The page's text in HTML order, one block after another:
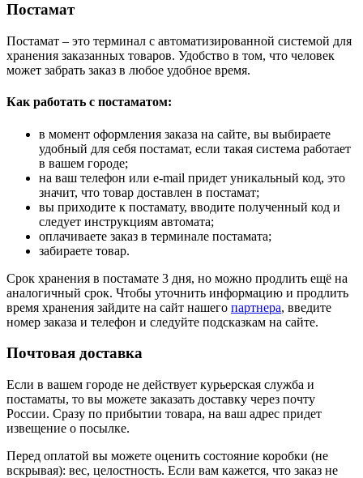
Постамат
Постамат – это терминал с автоматизированной системой для
хранения заказанных товаров. Удобство в том, что человек
может забрать заказ в любое удобное время.
Как работать с постаматом:
в момент оформления заказа на сайте, вы выбираете
удобный для себя постамат, если такая система работает
в вашем городе;
на ваш телефон или e-mail придет уникальный код, это
значит, что товар доставлен в постамат;
вы приходите к постамату, вводите полученный код и
следует инструкциям автомата;
оплачиваете заказ в терминале постамата;
забираете товар.
Срок хранения в постамате 3 дня, но можно продлить ещё на
аналогичный срок. Чтобы уточнить информацию и продлить
время хранения зайдите на сайт нашего партнера, введите
номер заказа и телефон и следуйте подсказкам на сайте.
Почтовая доставка
Если в вашем городе не действует курьерская служба и
постаматы, то вы можете заказать доставку через почту
России. Сразу по прибытии товара, на ваш адрес придет
извещение о посылке.
Перед оплатой вы можете оценить состояние коробки (не
вскрывая): вес, целостность. Если вам кажется, что заказ не